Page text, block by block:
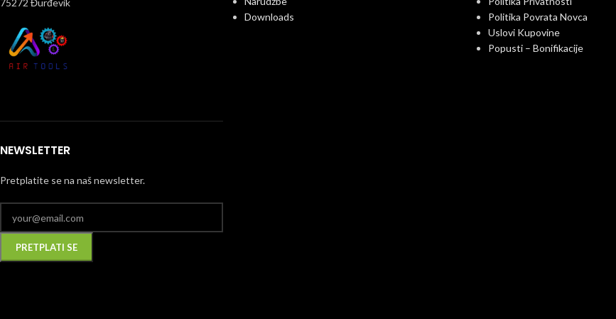
75272 Đurđevik
NEWSLETTER
Pretplatite se na naš newsletter.
Downloads
Politika Povrata Novca
Uslovi Kupovine
Popusti – Bonifikacije